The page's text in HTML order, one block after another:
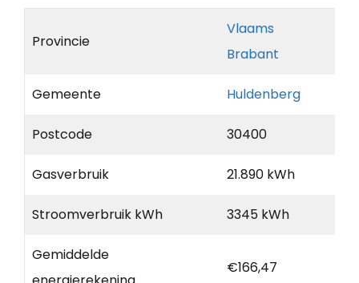
Provincie
Vlaams
Brabant
Gemeente Huldenberg
Postcode 30400
Gasverbruik 21.890 kWh
Stroomverbruik kWh 3345 kWh
Gemiddelde
€166,47